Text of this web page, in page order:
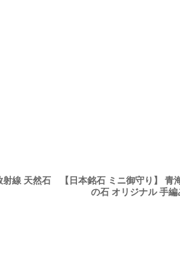
線 天然石
【日本銘石 ミニ御守り】
の石 オリジナル 手